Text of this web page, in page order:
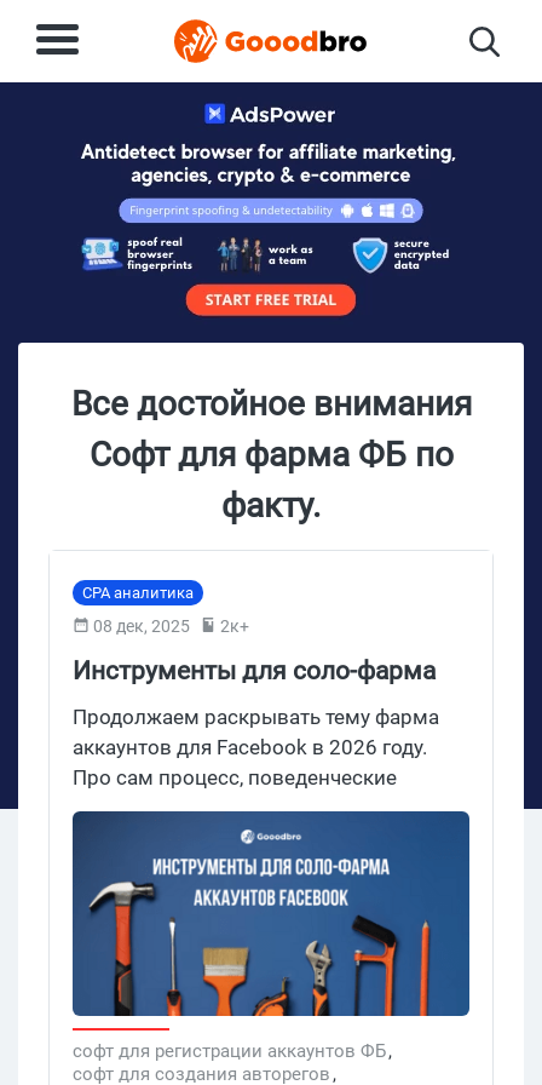
Все достойное внимания
Софт для фарма ФБ по
факту.
CPA аналитика
08 дек, 2025 2к+
Инструменты для соло-фарма
аккаунтов Facebook в 2026
Продолжаем раскрывать тему фарма
аккаунтов для Facebook в 2026 году.
Про сам процесс, поведенческие
факторы и прочую теорию сказано уже
столько, что можно защищать
диссертацию. Но как только дело
доходит до конкретных инструментов —
все сразу уходят в подполье. Понятное
дело, никто не хочет палить рабочие
связки. Сегодня мы нарушим эту
тишину. Gooodbro собрал для тебя
полный боекомплект для фарма в
одиночку — от софта до расходников.
софт для регистрации аккаунтов ФБ,
софт для создания авторегов,